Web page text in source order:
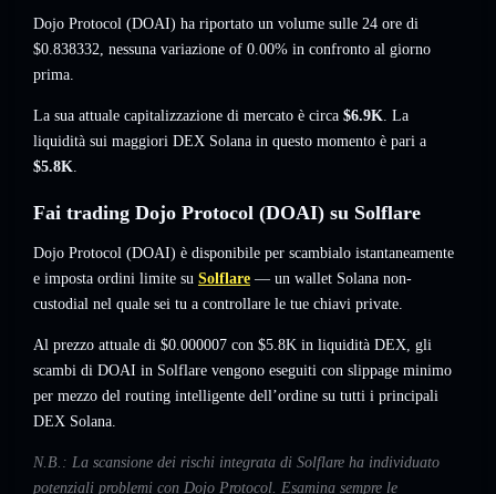
Dojo Protocol (DOAI) ha riportato un volume sulle 24 ore di
$0.838332, nessuna variazione of 0.00% in confronto al giorno
prima.
La sua attuale capitalizzazione di mercato è circa $6.9K. La
liquidità sui maggiori DEX Solana in questo momento è pari a
$5.8K.
Fai trading Dojo Protocol (DOAI) su Solflare
Dojo Protocol (DOAI) è disponibile per scambialo istantaneamente
e imposta ordini limite su Solflare — un wallet Solana non-
custodial nel quale sei tu a controllare le tue chiavi private.
Al prezzo attuale di $0.000007 con $5.8K in liquidità DEX, gli
scambi di DOAI in Solflare vengono eseguiti con slippage minimo
per mezzo del routing intelligente dell’ordine su tutti i principali
DEX Solana.
N.B.: La scansione dei rischi integrata di Solflare ha individuato
potenziali problemi con Dojo Protocol. Esamina sempre le